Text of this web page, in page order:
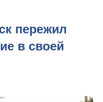
пережил
в своей